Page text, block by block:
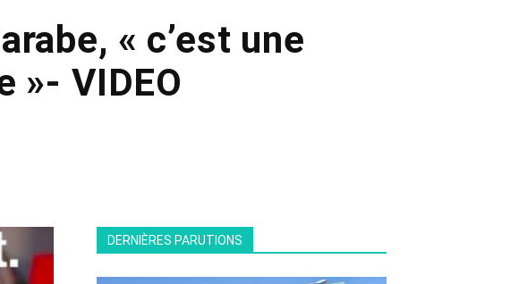
« c’est une
»- VIDEO
DERNIÈRES PARUTIONS